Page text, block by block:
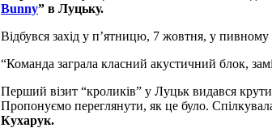
Bunny” в Луцьку.
Відбувся захід у п’ятницю, 7 жовтня, у пивному
“Команда заграла класний акустичний блок,
Перший візит “кроликів” у Луцьк видався
Пропонуємо переглянути, як це було.
Кухарук.